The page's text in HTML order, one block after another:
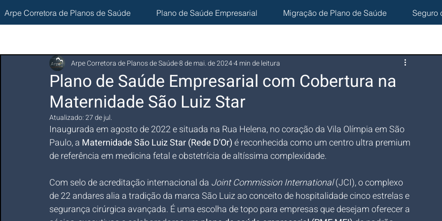
Arpe Corretora de Planos de Saúde Plano de Saúde Empresarial Migração de Plano de Saúde Seguro
Plano de Saúde Empresarial com Cobertura na
Maternidade São Luiz Star
Arpe Corretora de Planos de Saúde8 de mai. de 20244 min de leitura
Atualizado:27 de jul.
Inaugurada em agosto de 2022 e situada na Rua Helena, no coração da Vila Olímpia em São
Paulo, a Maternidade São Luiz Star (Rede D'Or) é reconhecida como um centro ultra premium
de referência em medicina fetal e obstetrícia de altíssima complexidade.
Com selo de acreditação internacional da Joint Commission International (JCI), o complexo
de 22 andares alia a tradição da marca São Luiz ao conceito de hospitalidade cinco estrelas e
segurança cirúrgica avançada. É uma escolha de topo para empresas que desejam oferecer a